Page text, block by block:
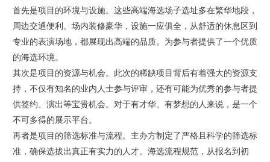
首先是项目的环境与设施。这些高端海选场子选址多在繁华地段，
周边交通便利。场内装修豪华，设施一应俱全，从舒适的休息区到
专业的表演场地，都展现出高端的品质。为参与者提供了一个优质
的海选环境。
其次是项目的资源与机会。此次的稀缺项目背后有着强大的资源支
持，不仅有知名的业内人士参与评审，还有可能为优秀的参与者提
供签约、演出等宝贵机会。对于有才华、有梦想的人来说，是一个
不可多得的展示平台。
再者是项目的筛选标准与流程。主办方制定了严格且科学的筛选标
准，确保选拔出真正有实力的人才。海选流程规范，从报名到初